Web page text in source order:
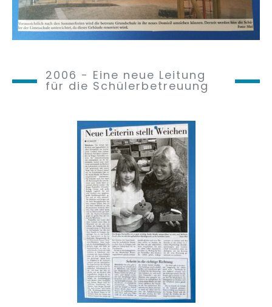
2006 - Eine neue Leitung
für die Schülerbetreuung